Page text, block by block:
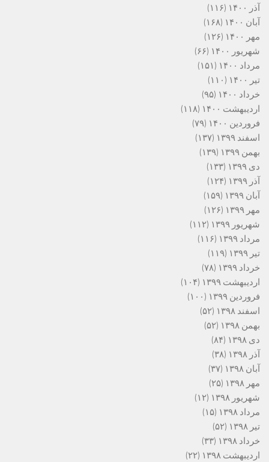
آذر ۱۴۰۰
(۱۱۶)
آبان ۱۴۰۰
(۱۶۸)
مهر ۱۴۰۰
(۱۲۶)
شهریور ۱۴۰۰
(۶۶)
مرداد ۱۴۰۰
(۱۵۱)
تیر ۱۴۰۰
(۱۱۰)
خرداد ۱۴۰۰
(۹۵)
اردیبهشت ۱۴۰۰
(۱۱۸)
فروردین ۱۴۰۰
(۷۹)
اسفند ۱۳۹۹
(۱۳۷)
بهمن ۱۳۹۹
(۱۳۹)
دی ۱۳۹۹
(۱۳۳)
آذر ۱۳۹۹
(۱۲۴)
آبان ۱۳۹۹
(۱۵۹)
مهر ۱۳۹۹
(۱۲۶)
شهریور ۱۳۹۹
(۱۱۲)
مرداد ۱۳۹۹
(۱۱۶)
تیر ۱۳۹۹
(۱۱۹)
خرداد ۱۳۹۹
(۷۸)
اردیبهشت ۱۳۹۹
(۱۰۴)
فروردین ۱۳۹۹
(۱۰۰)
اسفند ۱۳۹۸
(۵۲)
بهمن ۱۳۹۸
(۵۲)
دی ۱۳۹۸
(۸۴)
آذر ۱۳۹۸
(۳۸)
آبان ۱۳۹۸
(۳۷)
مهر ۱۳۹۸
(۲۵)
شهریور ۱۳۹۸
(۱۲)
مرداد ۱۳۹۸
(۱۵)
تیر ۱۳۹۸
(۵۲)
خرداد ۱۳۹۸
(۳۳)
اردیبهشت ۱۳۹۸
(۲۲)